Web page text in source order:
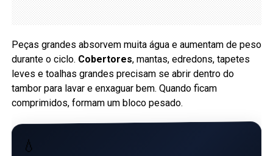
Peças grandes absorvem muita água e aumentam de peso
durante o ciclo. Cobertores, mantas, edredons, tapetes
leves e toalhas grandes precisam se abrir dentro do
tambor para lavar e enxaguar bem. Quando ficam
comprimidos, formam um bloco pesado.
💧